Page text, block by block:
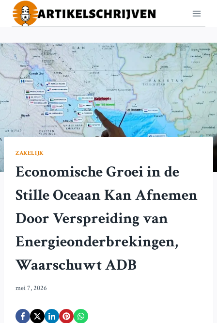
Doorgaan
naar
ZAKELIJK
Economische Groei in de
Stille Oceaan Kan Afnemen
Door Verspreiding van
Energieonderbrekingen,
Waarschuwt ADB
mei 7, 2026